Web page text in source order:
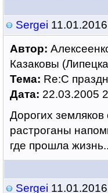
Sergei
Автор:
Казаковы
Тема: Re:С
Дата: 22.03.2005
Дорогих
растроганы
где прошла
Sergei